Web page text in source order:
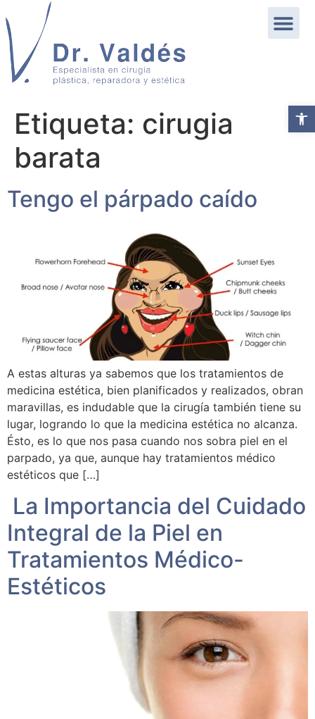
Etiqueta: cirugia
barata
Tengo el párpado caído
A estas alturas ya sabemos que los tratamientos de
medicina estética, bien planificados y realizados, obran
maravillas, es indudable que la cirugía también tiene su
lugar, logrando lo que la medicina estética no alcanza.
Ésto, es lo que nos pasa cuando nos sobra piel en el
parpado, ya que, aunque hay tratamientos médico
estéticos que […]
La Importancia del Cuidado
Integral de la Piel en
Tratamientos Médico-
Estéticos
Abrir